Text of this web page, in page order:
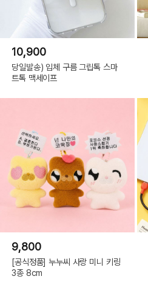
10,900
당일발송) 입체 구름 그립톡 스마
트톡 맥세이프
9,800
[공식정품] 누누씨 사랑 미니 키링
3종 8cm